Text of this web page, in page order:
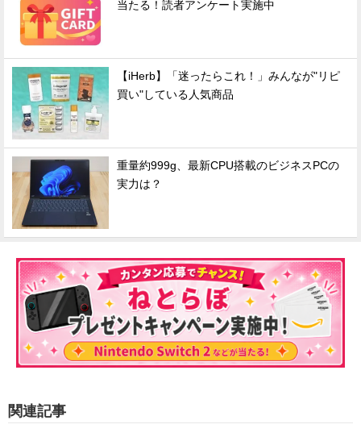
当たる！読者アンケート実施中
【iHerb】「迷ったらこれ！」みんなが"リピ
買い"している人気商品
重量約999g、最新CPU搭載のビジネスPCの
実力は？
関連記事